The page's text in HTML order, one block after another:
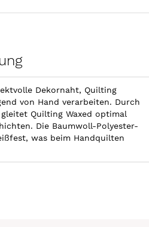
Dekornaht, Quilting
von Hand verarbeiten. Durch
Quilting Waxed optimal
Die Baumwoll-Polyester-
was beim Handquilten